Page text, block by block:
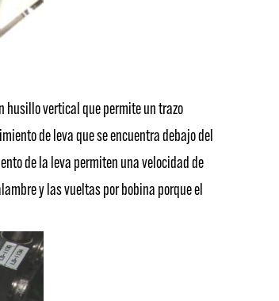
husillo vertical que permite un trazo
de leva que se encuentra debajo del
de la leva permiten una velocidad de
y las vueltas por bobina porque el